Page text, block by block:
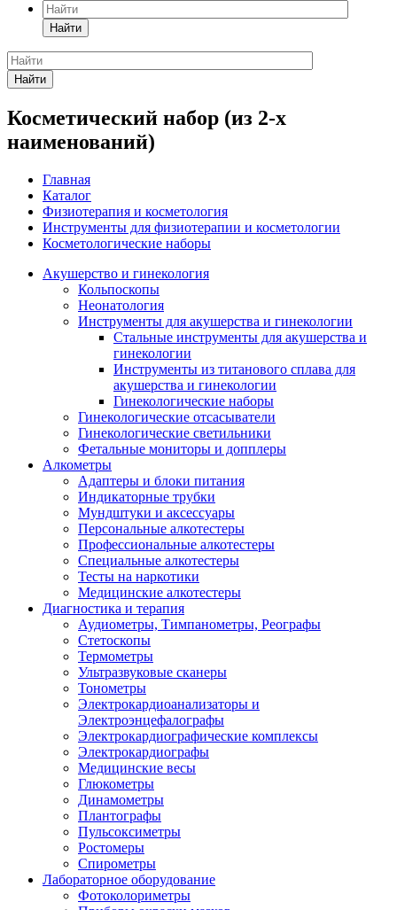
Найти
Найти
Косметический набор (из 2-х
наименований)
Главная
Каталог
Физиотерапия и косметология
Инструменты для физиотерапии и косметологии
Косметологические наборы
Акушерство и гинекология
Кольпоскопы
Неонатология
Инструменты для акушерства и гинекологии
Стальные инструменты для акушерства и
гинекологии
Инструменты из титанового сплава для
акушерства и гинекологии
Гинекологические наборы
Гинекологические отсасыватели
Гинекологические светильники
Фетальные мониторы и допплеры
Алкометры
Адаптеры и блоки питания
Индикаторные трубки
Мундштуки и аксессуары
Персональные алкотестеры
Профессиональные алкотестеры
Специальные алкотестеры
Тесты на наркотики
Медицинские алкотестеры
Диагностика и терапия
Аудиометры, Тимпанометры, Реографы
Стетоскопы
Термометры
Ультразвуковые сканеры
Тонометры
Электрокардиоанализаторы и
Электроэнцефалографы
Электрокардиографические комплексы
Электрокардиографы
Медицинские весы
Глюкометры
Динамометры
Плантографы
Пульсоксиметры
Ростомеры
Спирометры
Лабораторное оборудование
Фотоколориметры